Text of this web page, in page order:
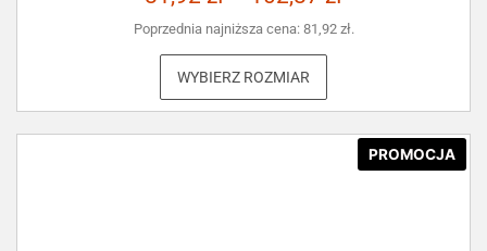
Poprzednia najniższa cena: 81,92 zł.
WYBIERZ ROZMIAR
PROMOCJA